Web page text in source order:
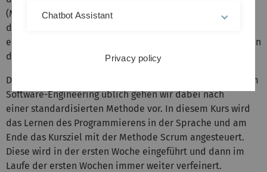
(Mathematica) oder mit MATLAB von the Mathworks
durchgeführt wird. Da der Kurs dieses Semester zum
ersten mal stattfindet legen sich alle Teilnehmer zu Beginn
des Semesters auf eine der beiden Sprachen fest.
Der Kurs wird als Programmier-Labor durchgeführt. Wie im
Software-Engineering üblich gehen wir dabei nach
einer standardisierten Methode vor. In diesem Kurs wird
das Lernen des Programmierens in der Sprache und am
Ende das Kursziel mit der Methode Scrum angesteuert.
Diese wird in der ersten Woche eingeführt und dann im
Laufe der ersten Wochen immer weiter verfeinert.
Chatbot Assistant
Privacy policy